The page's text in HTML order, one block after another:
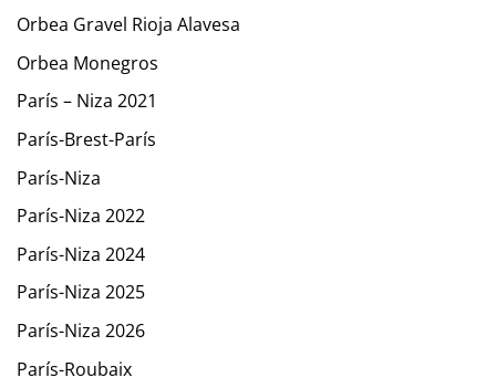
Orbea Gravel Rioja Alavesa
Orbea Monegros
París – Niza 2021
París-Brest-París
París-Niza
París-Niza 2022
París-Niza 2024
París-Niza 2025
París-Niza 2026
París-Roubaix